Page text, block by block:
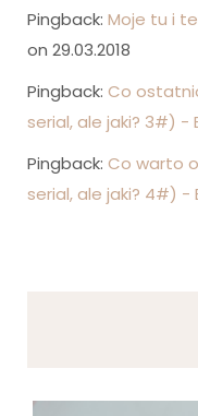
Pingback: Moje tu i
on 29.03.2018
Pingback: Co
serial, ale jaki? 3#) -
Pingback: Co warto
serial, ale jaki? 4#) -